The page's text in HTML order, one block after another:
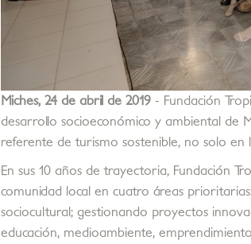
Miches, 24 de abril de 2019 - Fundación
desarrollo socioeconómico y ambiental de
referente de turismo sostenible, no solo en
En sus 10 años de trayectoria, Fundación
comunidad local en cuatro áreas
sociocultural; gestionando proyectos
educación, medioambiente,